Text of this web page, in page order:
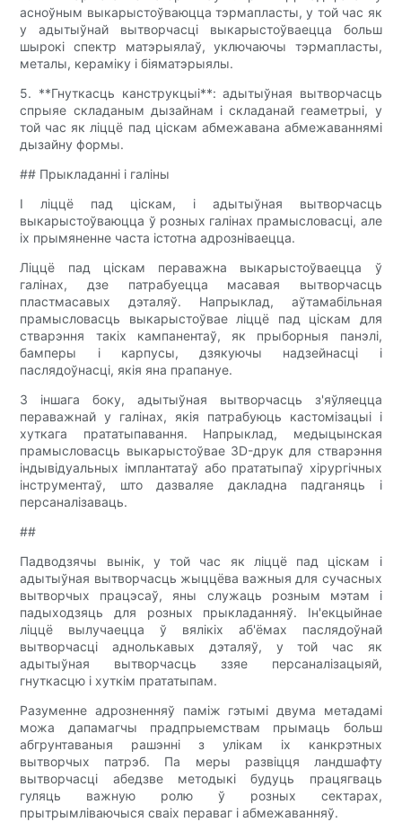
асноўным выкарыстоўваюцца тэрмапласты, у той час як
у адытыўнай вытворчасці выкарыстоўваецца больш
шырокі спектр матэрыялаў, уключаючы тэрмапласты,
металы, кераміку і біяматэрыялы.
5. **Гнуткасць канструкцыі**: адытыўная вытворчасць
спрыяе складаным дызайнам і складанай геаметрыі, у
той час як ліццё пад ціскам абмежавана абмежаваннямі
дызайну формы.
## Прыкладанні і галіны
І ліццё пад ціскам, і адытыўная вытворчасць
выкарыстоўваюцца ў розных галінах прамысловасці, але
іх прымяненне часта істотна адрозніваецца.
Ліццё пад ціскам пераважна выкарыстоўваецца ў
галінах, дзе патрабуецца масавая вытворчасць
пластмасавых дэталяў. Напрыклад, аўтамабільная
прамысловасць выкарыстоўвае ліццё пад ціскам для
стварэння такіх кампанентаў, як прыборныя панэлі,
бамперы і карпусы, дзякуючы надзейнасці і
паслядоўнасці, якія яна прапануе.
З іншага боку, адытыўная вытворчасць з'яўляецца
пераважнай у галінах, якія патрабуюць кастомізацыі і
хуткага прататыпавання. Напрыклад, медыцынская
прамысловасць выкарыстоўвае 3D-друк для стварэння
індывідуальных імплантатаў або прататыпаў хірургічных
інструментаў, што дазваляе дакладна падганяць і
персаналізаваць.
##
Падводзячы вынік, у той час як ліццё пад ціскам і
адытыўная вытворчасць жыццёва важныя для сучасных
вытворчых працэсаў, яны служаць розным мэтам і
падыходзяць для розных прыкладанняў. Ін'екцыйнае
ліццё вылучаецца ў вялікіх аб'ёмах паслядоўнай
вытворчасці аднолькавых дэталяў, у той час як
адытыўная вытворчасць ззяе персаналізацыяй,
гнуткасцю і хуткім прататыпам.
Разуменне адрозненняў паміж гэтымі двума метадамі
можа дапамагчы прадпрыемствам прымаць больш
абгрунтаваныя рашэнні з улікам іх канкрэтных
вытворчых патрэб. Па меры развіцця ландшафту
вытворчасці абедзве методыкі будуць працягваць
гуляць важную ролю ў розных сектарах,
прытрымліваючыся сваіх пераваг і абмежаванняў.